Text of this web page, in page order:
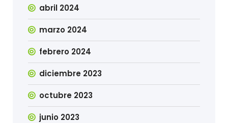
abril 2024
marzo 2024
febrero 2024
diciembre 2023
octubre 2023
junio 2023